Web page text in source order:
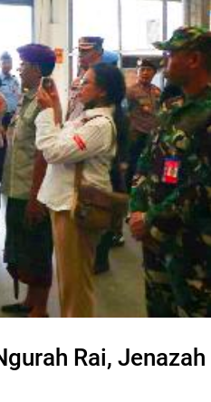
Rai, Jenazah